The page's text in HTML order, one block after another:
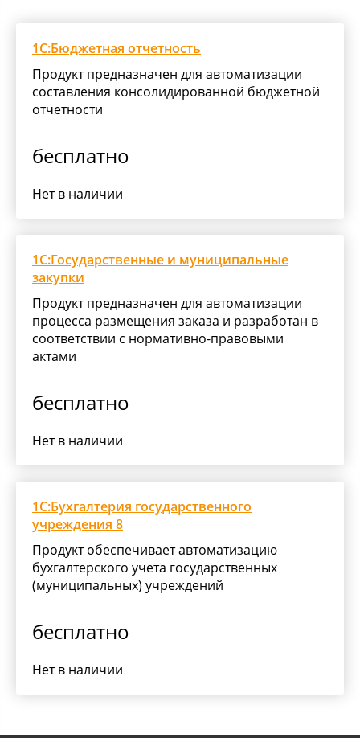
1С:Бюджетная отчетность
Продукт предназначен для автоматизации
составления консолидированной бюджетной
отчетности
бесплатно
Нет в наличии
1С:Государственные и муниципальные
закупки
Продукт предназначен для автоматизации
процесса размещения заказа и разработан в
соответствии с нормативно-правовыми
актами
бесплатно
Нет в наличии
1С:Бухгалтерия государственного
учреждения 8
Продукт обеспечивает автоматизацию
бухгалтерского учета государственных
(муниципальных) учреждений
бесплатно
Нет в наличии